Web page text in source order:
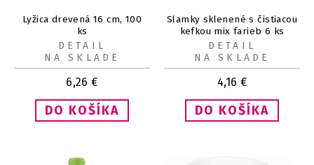
Lyžica drevená 16 cm, 100
ks
6,26 €
DETAIL
NA SKLADE
Slamky sklenené s čistiacou
kefkou mix farieb 6 ks
4,16 €
DETAIL
NA SKLADE